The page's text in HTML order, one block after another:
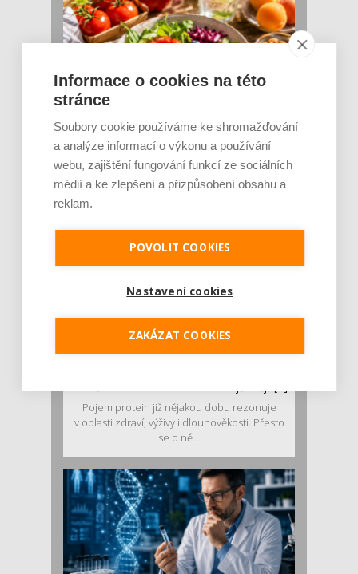
Rajčata, borůvky nebo ořechy. Potraviny,
které v létě pomáhají hormonům a ulevuj [...]
Léto je ideálním časem dopřát hormonům
malý restart. Čerstvé ovoce, zelenina nebo
luštěniny jsou práv...
Pojem protein již nějakou dobu rezonuje
v oblasti zdraví, výživy i dlouhověkosti. Přesto
se o ně...
Informace o cookies na této
stránce
Soubory cookie používáme ke shromažďování
a analýze informací o výkonu a používání
webu, zajištění fungování funkcí ze sociálních
médií a ke zlepšení a přizpůsobení obsahu a
reklam.
POVOLIT COOKIES
Nastavení cookies
ZAKÁZAT COOKIES